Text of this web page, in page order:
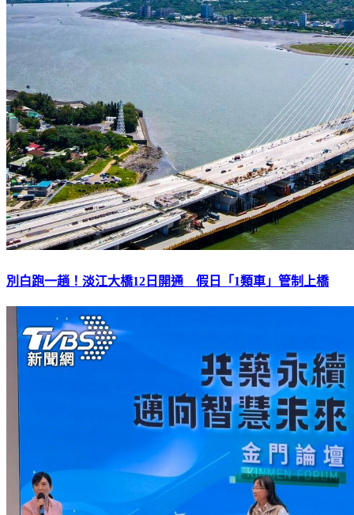
別白跑一趟！淡江大橋12日開通 假日「1類車」管制上橋